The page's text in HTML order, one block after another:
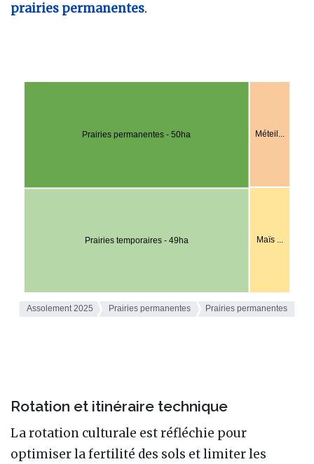
prairies permanentes.
Rotation et itinéraire technique
La rotation culturale est réfléchie pour
optimiser la fertilité des sols et limiter les